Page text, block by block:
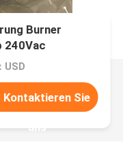
Burner
240Vac
USD
Kontaktieren Sie
uns